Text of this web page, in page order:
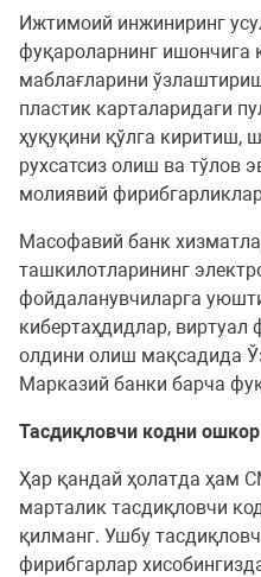
Ижтимоий инжиниринг
фуқароларнинг ишончига
маблағларини
пластик карталаридаги
ҳуқуқини қўлга киритиш,
рухсатсиз олиш ва тўлов
молиявий
Масофавий банк
ташкилотларининг
фойдаланувчиларга
кибертаҳдидлар, виртуал
олдини олиш мақсадида
Марказий банки барча
Тасдиқловчи кодни
Ҳар қандай ҳолатда ҳам
марталик тасдиқловчи
қилманг. Ушбу
фирибгарлар